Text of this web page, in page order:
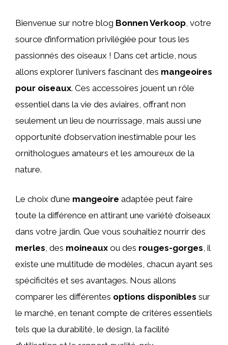
Bienvenue sur notre blog Bonnen Verkoop, votre
source d’information privilégiée pour tous les
passionnés des oiseaux ! Dans cet article, nous
allons explorer l’univers fascinant des mangeoires
pour oiseaux. Ces accessoires jouent un rôle
essentiel dans la vie des aviaires, offrant non
seulement un lieu de nourrissage, mais aussi une
opportunité d’observation inestimable pour les
ornithologues amateurs et les amoureux de la
nature.
Le choix d’une mangeoire adaptée peut faire
toute la différence en attirant une variété d’oiseaux
dans votre jardin. Que vous souhaitiez nourrir des
merles , des moineaux ou des rouges-gorges , il
existe une multitude de modèles, chacun ayant ses
spécificités et ses avantages. Nous allons
comparer les différentes options disponibles sur
le marché, en tenant compte de critères essentiels
tels que la durabilité, le design, la facilité